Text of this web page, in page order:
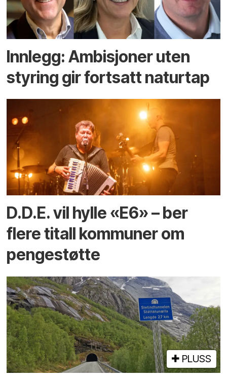
Innlegg: Ambisjoner uten
styring gir fortsatt naturtap
D.D.E. vil hylle «E6» – ber
flere titall kommuner om
pengestøtte
PLUSS